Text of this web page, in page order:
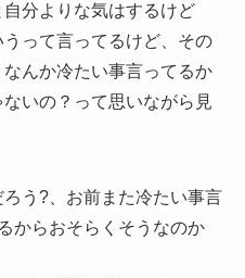
分よりな気はするけど
って言ってるけど、その
んか冷たい事言ってるか
いの？って思いながら見
う?、お前また冷たい事言
からおそらくそうなのか